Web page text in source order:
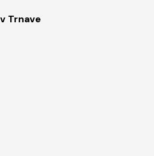
Trnave